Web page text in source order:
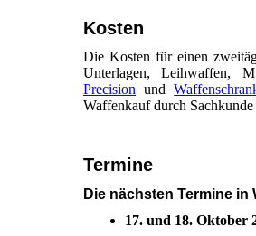
Kosten
Die Kosten für einen
Unterlagen, Leihwaffen,
Precision und
Waffenkauf durch Sachkunde
Termine
Die nächsten Termine
17. und 18. Oktober